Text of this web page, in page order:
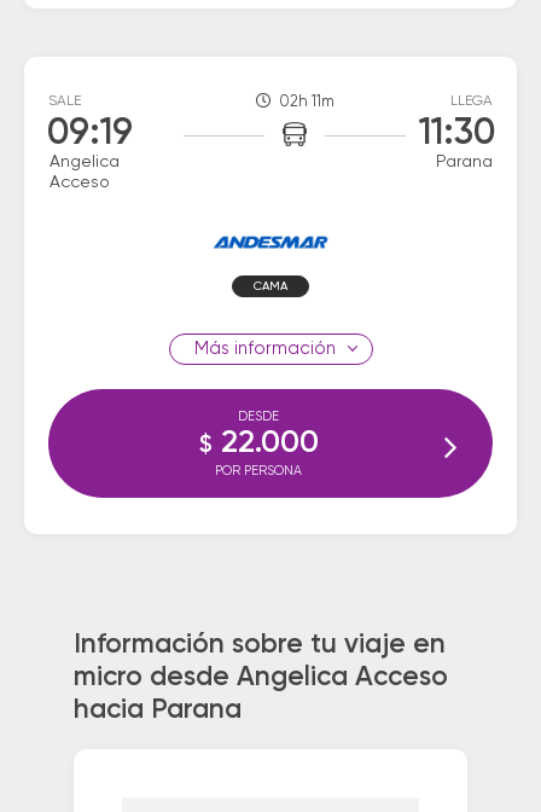
SALE
09:19
Angelica
Acceso
02h 11m LLEGA
11:30
Parana
CAMA
información
DESDE
$ 22.000
POR PERSONA
Información sobre tu viaje en
micro desde Angelica Acceso
hacia Parana